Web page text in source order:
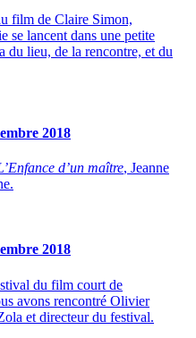
film de Claire Simon,
se lancent dans une petite
du lieu, de la rencontre, et du
2018
d’un maître, Jeanne
2018
du film court de
avons rencontré Olivier
et directeur du festival.